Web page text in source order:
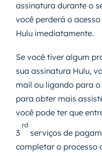
assinatura durante o
você perderá o
Hulu imediatamente.
Se você tiver algum
sua assinatura Hulu,
mail ou ligando para
para obter mais
você pode ter que
3
rd
serviços de
completar o processo